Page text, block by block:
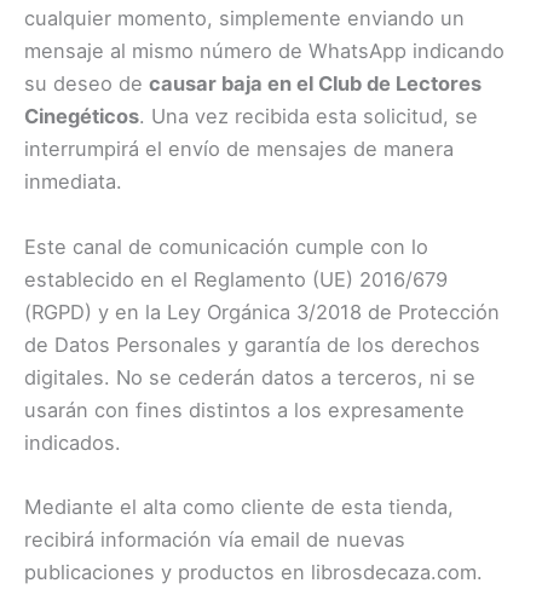
cualquier momento, simplemente enviando un
mensaje al mismo número de WhatsApp indicando
su deseo de causar baja en el Club de Lectores
Cinegéticos. Una vez recibida esta solicitud, se
interrumpirá el envío de mensajes de manera
inmediata.
Este canal de comunicación cumple con lo
establecido en el Reglamento (UE) 2016/679
(RGPD) y en la Ley Orgánica 3/2018 de Protección
de Datos Personales y garantía de los derechos
digitales. No se cederán datos a terceros, ni se
usarán con fines distintos a los expresamente
indicados.
Mediante el alta como cliente de esta tienda,
recibirá información vía email de nuevas
publicaciones y productos en librosdecaza.com.